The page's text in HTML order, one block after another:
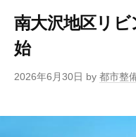
南大沢地区リ
始
2026年6月30日 by 都市整